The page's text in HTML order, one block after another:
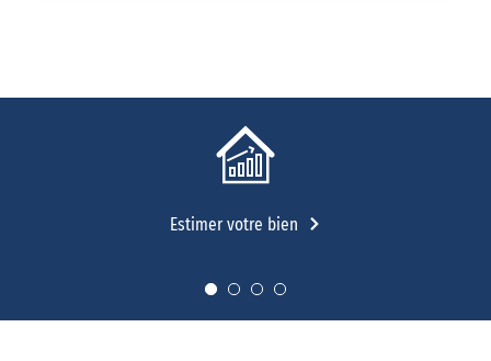
Estimer votre bien